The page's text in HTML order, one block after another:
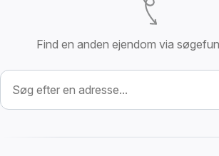
Find en anden ejendom via
Søg efter ejendom